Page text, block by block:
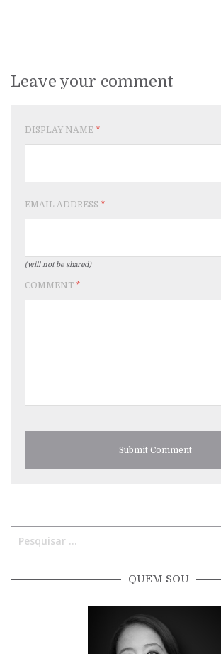
Leave your comment
DISPLAY NAME *
EMAIL ADDRESS *
(will not be shared)
COMMENT *
QUEM SOU